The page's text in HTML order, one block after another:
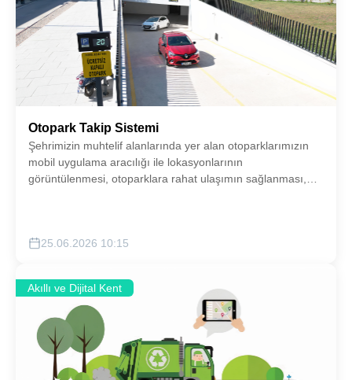
Otopark Takip Sistemi
Şehrimizin muhtelif alanlarında yer alan otoparklarımızın
mobil uygulama aracılığı ile lokasyonlarının
görüntülenmesi, otoparklara rahat ulaşımın sağlanması,
25.06.2026 10:15
Akıllı ve Dijital Kent